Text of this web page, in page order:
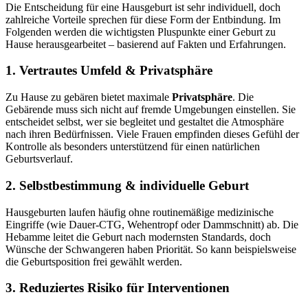
Die Entscheidung für eine Hausgeburt ist sehr individuell, doch
zahlreiche Vorteile sprechen für diese Form der Entbindung. Im
Folgenden werden die wichtigsten Pluspunkte einer Geburt zu
Hause herausgearbeitet – basierend auf Fakten und Erfahrungen.
1. Vertrautes Umfeld & Privatsphäre
Zu Hause zu gebären bietet maximale Privatsphäre. Die
Gebärende muss sich nicht auf fremde Umgebungen einstellen. Sie
entscheidet selbst, wer sie begleitet und gestaltet die Atmosphäre
nach ihren Bedürfnissen. Viele Frauen empfinden dieses Gefühl der
Kontrolle als besonders unterstützend für einen natürlichen
Geburtsverlauf.
2. Selbstbestimmung & individuelle Geburt
Hausgeburten laufen häufig ohne routinemäßige medizinische
Eingriffe (wie Dauer-CTG, Wehentropf oder Dammschnitt) ab. Die
Hebamme leitet die Geburt nach modernsten Standards, doch
Wünsche der Schwangeren haben Priorität. So kann beispielsweise
die Geburtsposition frei gewählt werden.
3. Reduziertes Risiko für Interventionen